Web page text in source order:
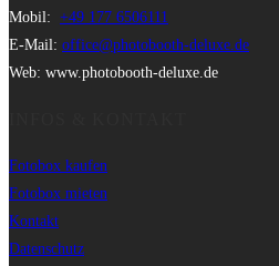
Mobil: +49 177 6506111
E-Mail: office@photobooth-deluxe.de
Web: www.photobooth-deluxe.de
Fotobox kaufen
Fotobox mieten
Kontakt
Datenschutz